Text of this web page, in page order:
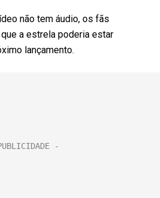
não tem áudio, os fãs
a estrela poderia estar
lançamento.